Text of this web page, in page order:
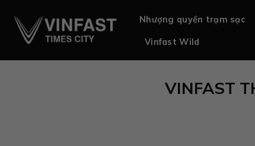
đến
Nhượng quyền trạm sạc
Vinfast Wild
VINFAST